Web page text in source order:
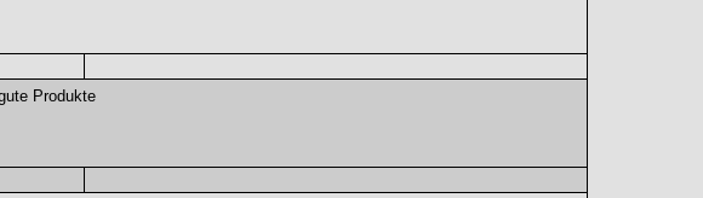
Produkte